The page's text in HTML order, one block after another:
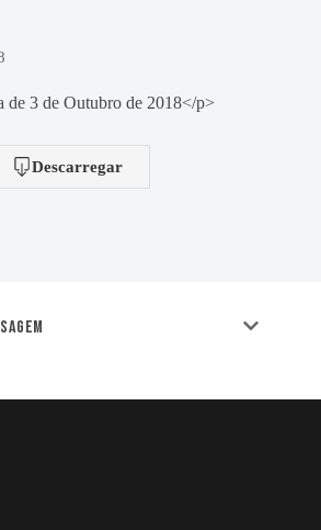
de 3 de Outubro de 2018</p>
Descarregar